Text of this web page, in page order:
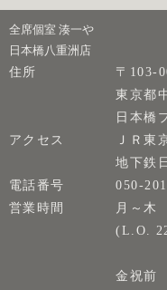
全席個室 湊一や
日本橋八重洲店
住所
〒103-
東京都
日本橋
アクセス
ＪＲ東
地下鉄
電話番号
050-
営業時間
月～木
(L.O.
金祝